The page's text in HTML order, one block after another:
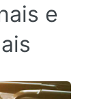
e